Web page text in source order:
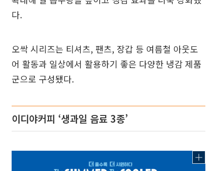
다.
오싹 시리즈는 티셔츠, 팬츠, 장갑 등 여름철 아웃도
어 활동과 일상에서 활용하기 좋은 다양한 냉감 제품
군으로 구성됐다.
이디야커피 ‘생과일 음료 3종’